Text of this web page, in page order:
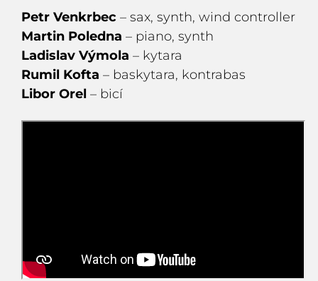
Petr Venkrbec – sax, synth, wind controller
Martin Poledna – piano, synth
Ladislav Výmola – kytara
Rumil Kofta – baskytara, kontrabas
Libor Orel – bicí